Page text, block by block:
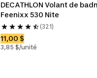
DECATHLON Volant de
Feenixx 530 Nite
(321)
11,00 $
3,85 $/unité